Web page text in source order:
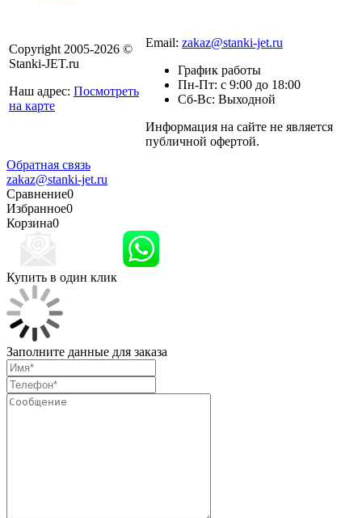
Copyright 2005-2026 ©
Stanki-JET.ru
Наш адрес: Посмотреть
на карте
Email: zakaz@stanki-jet.ru
График работы
Пн-Пт: с 9:00 до 18:00
Сб-Вс: Выходной
Информация на сайте не является
публичной офертой.
Обратная связь
zakaz@stanki-jet.ru
Сравнение0
Избранное0
Корзина0
Купить в один клик
Заполните данные для заказа